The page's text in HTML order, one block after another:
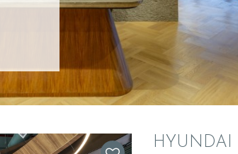
HYUNDAI